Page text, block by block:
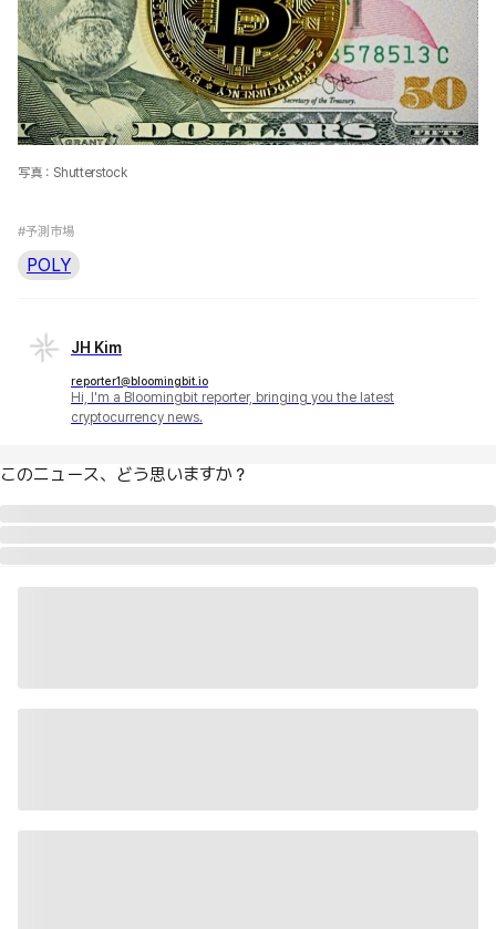
写真：Shutterstock
#予測市場
POLY
JH Kim
reporter1@bloomingbit.io
Hi, I'm a Bloomingbit reporter, bringing you the latest
cryptocurrency news.
このニュース、どう思いますか？